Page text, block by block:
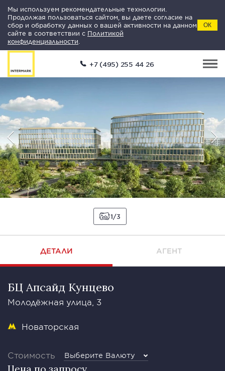
Мы используем рекомендательные технологии.
Продолжая пользоваться сайтом, вы даете согласие на
сбор и обработку данных о вашей активности на данном
сайте в соответствии с Политикой
конфиденциальности
ОК
+7 (495) 255 44 26
1 3
ДЕТАЛИ АГЕНТ
БЦ Апсайд Кунцево
Молодёжная улица, 3
Новаторская
Стоимость Выберите Валюту